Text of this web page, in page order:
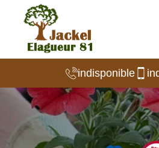
indisponible